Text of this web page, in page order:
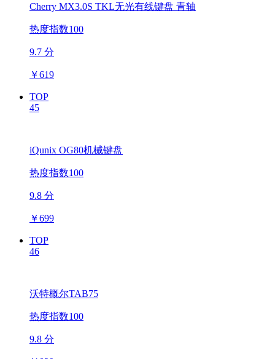
Cherry MX3.0S TKL无光有线键盘 青轴
热度指数100
9.7 分
￥619
TOP
45
iQunix OG80机械键盘
热度指数100
9.8 分
￥699
TOP
46
沃特概尔TAB75
热度指数100
9.8 分